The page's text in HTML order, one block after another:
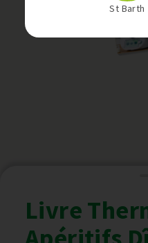
Livre
St Barth